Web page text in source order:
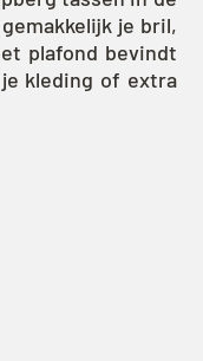
je bril,
plafond bevindt
kleding of extra